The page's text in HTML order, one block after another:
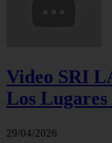
Video SRI
Los
29/04/2026